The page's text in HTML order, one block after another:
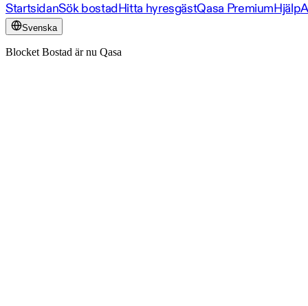
StartsidanSök bostadHitta hyresgästQasa PremiumHjälp
Svenska
Blocket Bostad är nu Qasa